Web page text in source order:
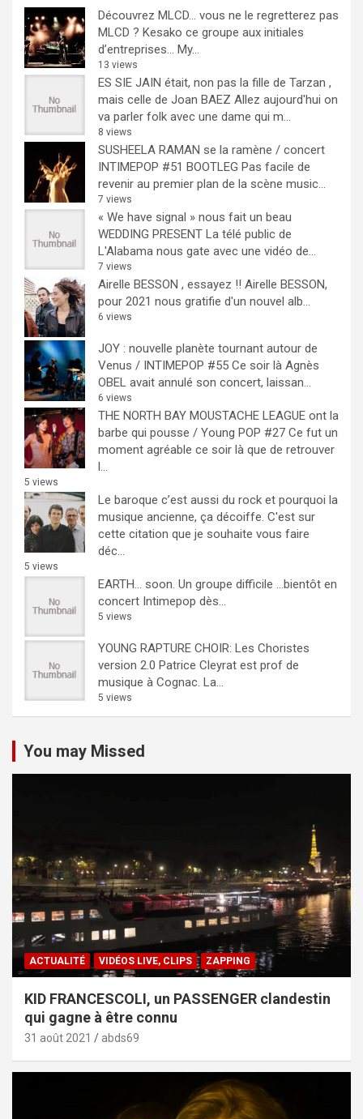
Découvrez MLCD… vous ne le regretterez pas
MLCD ? Kesako ce groupe aux initiales
d’entreprises… My...
13 views
ES SIE JAIN était, non pas la fille de Tarzan ,
mais celle de Joan BAEZ Allez aujourd'hui on
va parler folk avec une dame qui m...
8 views
SUSHEELA RAMAN se la ramène / concert
INTIMEPOP #51 BOOTLEG Pas facile de
revenir au premier plan de la scène music...
7 views
« We have signal » nous fait un beau
WEDDING PRESENT La télé public de
L'Alabama nous gate avec une vidéo de...
7 views
Airelle BESSON , essayez !! Airelle BESSON,
pour 2021 nous gratifie d'un nouvel alb...
6 views
JOY : nouvelle planète tournant autour de
Venus / INTIMEPOP #55 Ce soir là Agnès
OBEL avait annulé son concert, laissan...
6 views
THE NORTH BAY MOUSTACHE LEAGUE ont la
barbe qui pousse / Young POP #27 Ce fut un
moment agréable ce soir là que de retrouver
l...
5 views
Le baroque c’est aussi du rock et pourquoi la
musique ancienne, ça décoiffe. C'est sur
cette citation que je souhaite vous faire
déc...
5 views
EARTH… soon. Un groupe difficile ...bientôt en
concert Intimepop dès...
5 views
YOUNG RAPTURE CHOIR: Les Choristes
version 2.0 Patrice Cleyrat est prof de
musique à Cognac. La...
5 views
You may Missed
ACTUALITÉ VIDÉOS LIVE, CLIPS ZAPPING
KID FRANCESCOLI, un PASSENGER clandestin
qui gagne à être connu
31 août 2021 abds69